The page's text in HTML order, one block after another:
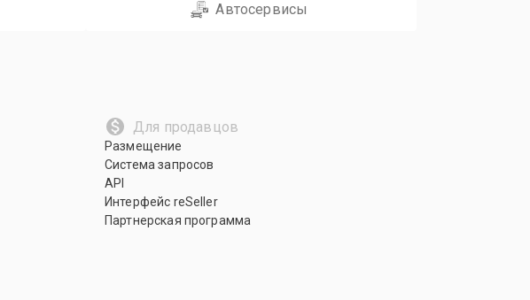
Автосервисы
Для продавцов
Размещение
Система запросов
API
Интерфейс reSeller
Партнерская программа